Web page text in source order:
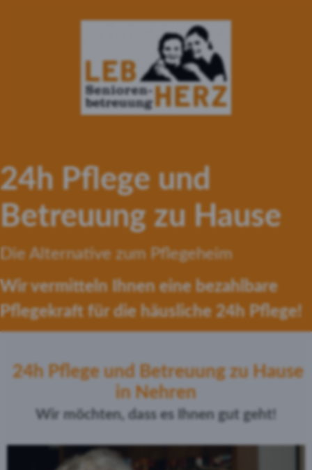
24h Pflege und
Betreuung zu Hause
Die Alternative zum Pflegeheim
Wir vermitteln Ihnen eine bezahlbare
Pflegekraft für die häusliche 24h Pflege!
24h Pflege und Betreuung zu Hause
in Nehren
Wir möchten, dass es Ihnen gut geht!